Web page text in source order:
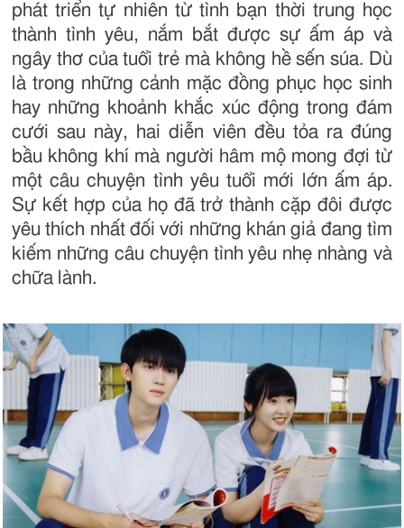
phát triển tự nhiên từ tình bạn thời trung học
thành tình yêu, nắm bắt được sự ấm áp và
ngây thơ của tuổi trẻ mà không hề sến súa. Dù
là trong những cảnh mặc đồng phục học sinh
hay những khoảnh khắc xúc động trong đám
cưới sau này, hai diễn viên đều tỏa ra đúng
bầu không khí mà người hâm mộ mong đợi từ
một câu chuyện tình yêu tuổi mới lớn ấm áp.
Sự kết hợp của họ đã trở thành cặp đôi được
yêu thích nhất đối với những khán giả đang tìm
kiếm những câu chuyện tình yêu nhẹ nhàng và
chữa lành.